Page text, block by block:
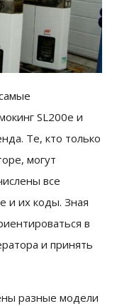
SL200е и
Те, кто только
могут
все
и их коды. Зная
в
и принять
разные модели